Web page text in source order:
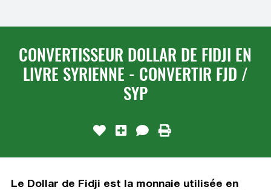
CONVERTISSEUR DOLLAR DE FIDJI EN
LIVRE SYRIENNE - CONVERTIR FJD /
SYP
Le Dollar de Fidji est la monnaie utilisée en